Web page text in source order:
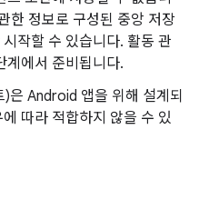
한 정보로 구성된 중앙 저장
작할 수 있습니다. 활동 관
계에서 준비됩니다.
은 Android 앱을 위해 설계되
따라 적합하지 않을 수 있